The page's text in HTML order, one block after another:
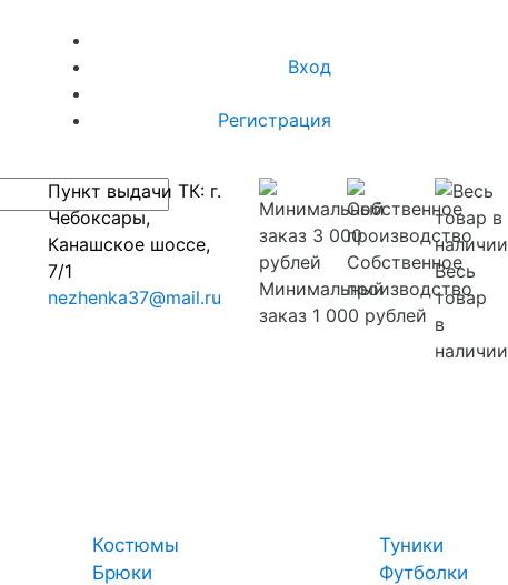
Вход
Регистрация
Пункт выдачи ТК: г.
Чебоксары,
Канашское шоссе,
7/1
nezhenka37@mail.ru
Минимальный
заказ 1 000 рублей
Собственное
производство
Весь
товар
в
наличии
Костюмы
Туники
Брюки
Футболки